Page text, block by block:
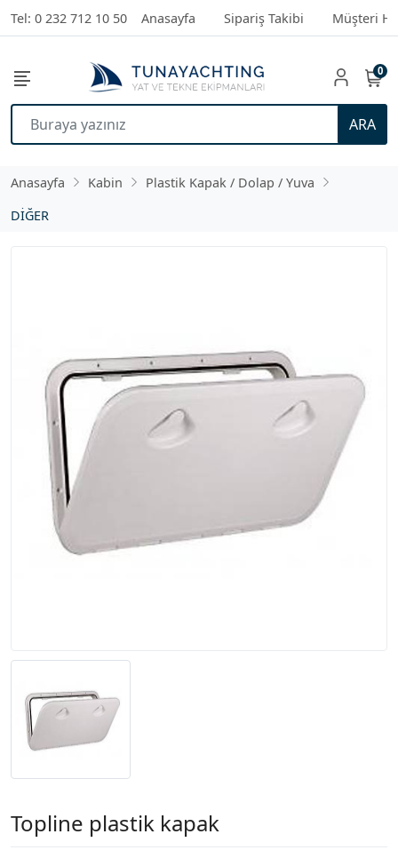
Tel: 0 232 712 10 50 Anasayfa Sipariş Takibi Müşteri
ARA
0
Anasayfa Kabin
Plastik Kapak / Dolap / Yuva
DİĞER
Topline plastik kapak